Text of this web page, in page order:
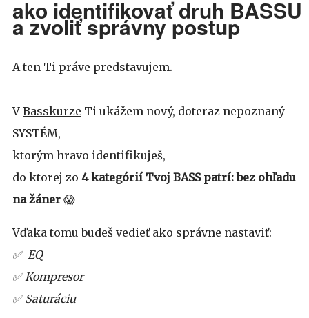
ako identifikovať druh BASSU
a zvoliť správny postup
A ten Ti práve predstavujem.
V Basskurze Ti ukážem nový, doteraz nepoznaný
SYSTÉM,
ktorým hravo identifikuješ,
do ktorej zo 4 kategórií Tvoj BASS patrí: bez ohľadu
na žáner 😱
Vďaka tomu budeš vedieť ako správne nastaviť:
✅ EQ
✅ Kompresor
✅ Saturáciu